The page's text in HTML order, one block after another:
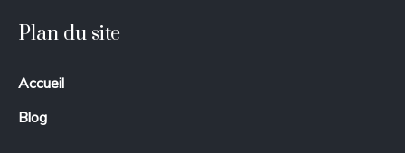
Plan du site
Accueil
Blog